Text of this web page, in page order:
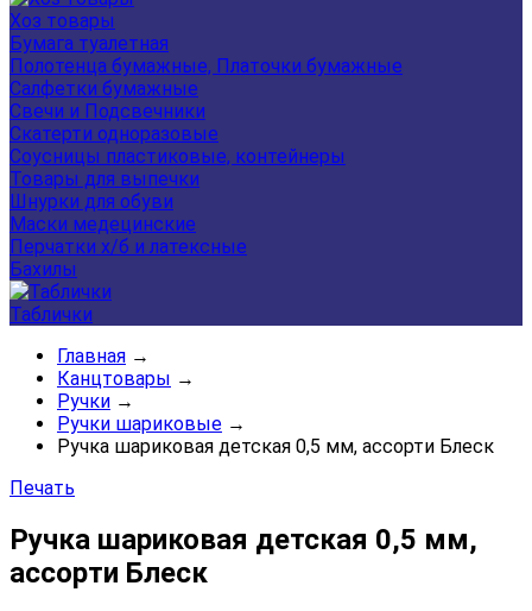
Хоз товары
Бумага туалетная
Полотенца бумажные, Платочки бумажные
Салфетки бумажные
Свечи и Подсвечники
Скатерти одноразовые
Соусницы пластиковые, контейнеры
Товары для выпечки
Шнурки для обуви
Маски медецинские
Перчатки х/б и латексные
Бахилы
Таблички
Главная →
Канцтовары →
Ручки →
Ручки шариковые →
Ручка шариковая детская 0,5 мм, ассорти Блеск
Печать
Ручка шариковая детская 0,5 мм,
ассорти Блеск